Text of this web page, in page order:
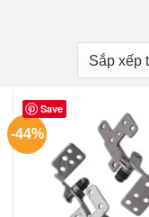
Save
-44%